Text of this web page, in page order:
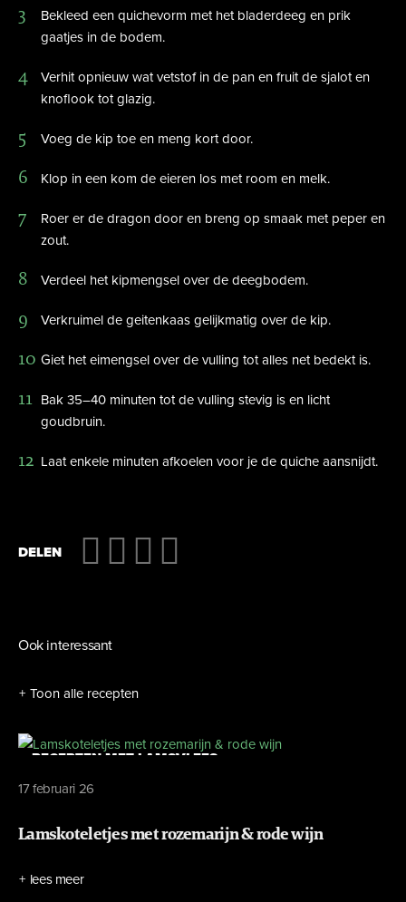
Lam
Visvangst
BBQ
Bekleed een quichevorm met het bladerdeeg en prik
gaatjes in de bodem.
Verhit opnieuw wat vetstof in de pan en fruit de sjalot en
knoflook tot glazig.
Voeg de kip toe en meng kort door.
Klop in een kom de eieren los met room en melk.
Roer er de dragon door en breng op smaak met peper en
zout.
Verdeel het kipmengsel over de deegbodem.
Verkruimel de geitenkaas gelijkmatig over de kip.
Giet het eimengsel over de vulling tot alles net bedekt is.
Bak 35–40 minuten tot de vulling stevig is en licht
goudbruin.
Laat enkele minuten afkoelen voor je de quiche aansnijdt.
DELEN
Ook interessant
Toon alle recepten
RECEPTEN MET LAMSVLEES
17 februari 26
Lamskoteletjes met rozemarijn & rode wijn
lees meer